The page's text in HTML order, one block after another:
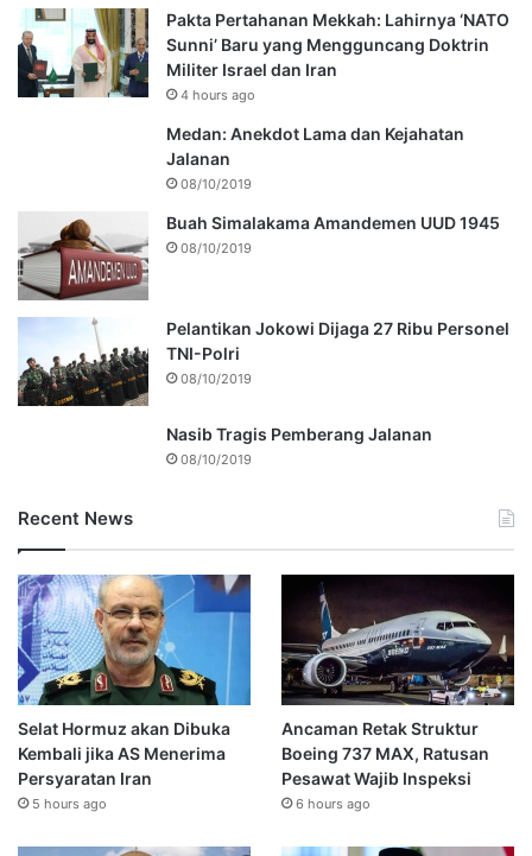
Pakta Pertahanan Mekkah: Lahirnya ‘NATO
Sunni’ Baru yang Mengguncang Doktrin
Militer Israel dan Iran
4 hours ago
Medan: Anekdot Lama dan Kejahatan
Jalanan
08/10/2019
Buah Simalakama Amandemen UUD 1945
08/10/2019
Pelantikan Jokowi Dijaga 27 Ribu Personel
TNI-Polri
08/10/2019
Nasib Tragis Pemberang Jalanan
08/10/2019
Recent News
Selat Hormuz akan Dibuka
Kembali jika AS Menerima
Persyaratan Iran
5 hours ago
Ancaman Retak Struktur
Boeing 737 MAX, Ratusan
Pesawat Wajib Inspeksi
6 hours ago